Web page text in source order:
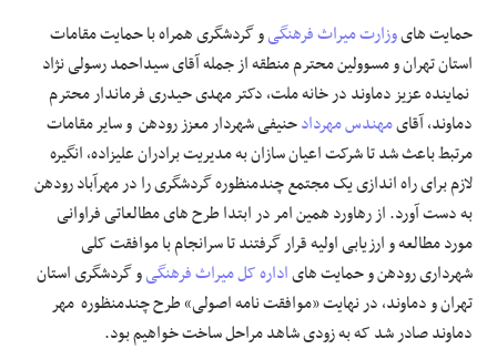
حمایت هایوزارت میراث فرهنگیو گردشگری همراه با حمایت مقامات
استان تهران و مسوولین محترم منطقه از جمله آقای سیداحمد رسولی نژاد
نماینده عزیز دماوند در خانه ملت، دکتر مهدی حیدری فرماندار محترم
دماوند، آقایمهندس مهردادحنیفی شهردار معزز رودهن و سایر مقامات
مرتبط باعث شد تا شرکت اعیان سازان به مدیریت برادران علیزاده، انگیره
لازم برای راه اندازی یک ‌مجتمع چندمنظوره گردشگری را در مهرآباد رودهن
به دست آورد. از رهاورد همین امر در ابتدا طرح های مطالعاتی فراوانی
مورد مطالعه و ارزیابی اولیه قرار گرفتند تا سرانجام با موافقت کلی
شهرداری رودهن و حمایت هایاداره کل میراث فرهنگیو گردشگری استان
تهران و دماوند، در نهایت «موافقت نامه اصولی» طرح چندمنظوره مهر
دماوند صادر شد که به زودی شاهد مراحل ساخت خواهیم بود.